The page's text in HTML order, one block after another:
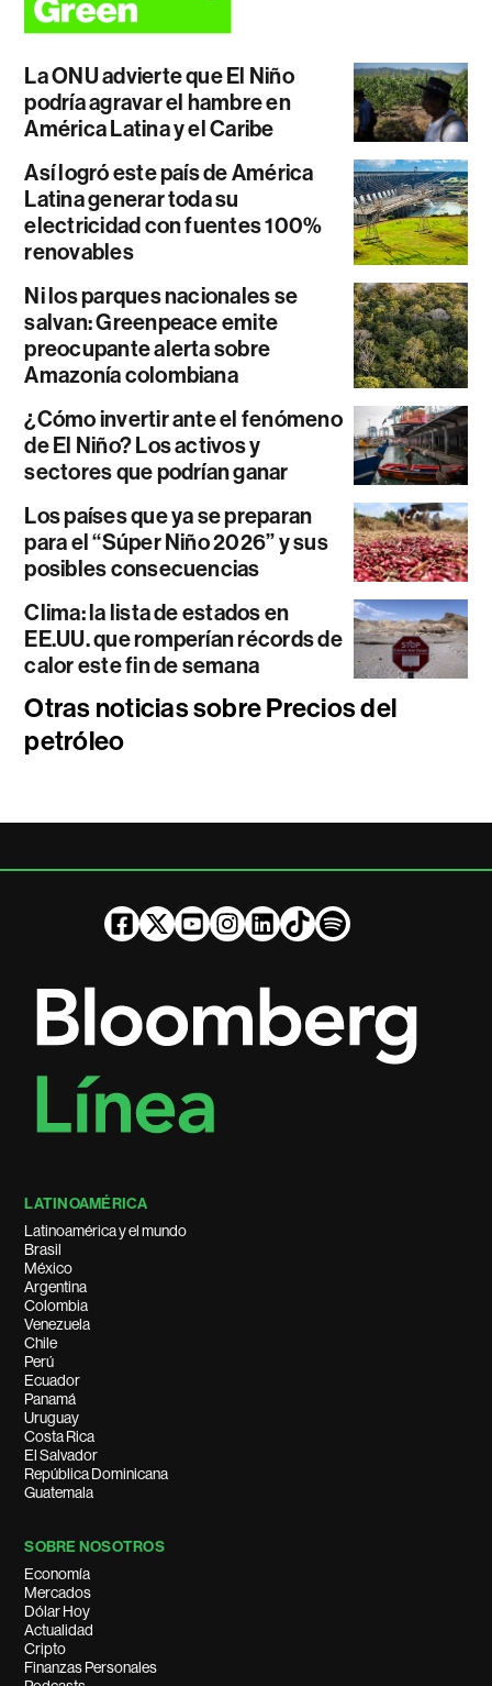
La ONU advierte que El Niño
podría agravar el hambre en
América Latina y el Caribe
Así logró este país de América
Latina generar toda su
electricidad con fuentes 100%
renovables
Ni los parques nacionales se
salvan: Greenpeace emite
preocupante alerta sobre
Amazonía colombiana
¿Cómo invertir ante el fenómeno
de El Niño? Los activos y
sectores que podrían ganar
Los países que ya se preparan
para el “Súper Niño 2026” y sus
posibles consecuencias
Clima: la lista de estados en
EE.UU. que romperían récords de
calor este fin de semana
Otras noticias sobre Precios del
petróleo
LATINOAMÉRICA
Latinoamérica y el mundo
Brasil
México
Argentina
Colombia
Venezuela
Chile
Perú
Ecuador
Panamá
Uruguay
Costa Rica
El Salvador
República Dominicana
Guatemala
SOBRE NOSOTROS
Economía
Mercados
Dólar Hoy
Actualidad
Cripto
Finanzas Personales